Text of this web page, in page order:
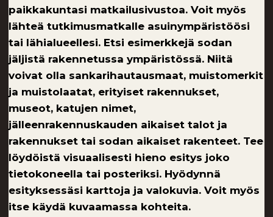
paikkakuntasi matkailusivustoa. Voit myös
lähteä tutkimusmatkalle asuinympäristöösi
tai lähialueellesi. Etsi esimerkkejä sodan
jäljistä rakennetussa ympäristössä. Niitä
voivat olla sankarihautausmaat, muistomerkit
ja muistolaatat, erityiset rakennukset,
museot, katujen nimet,
jälleenrakennuskauden aikaiset talot ja
rakennukset tai sodan aikaiset rakenteet. Tee
löydöistä visuaalisesti hieno esitys joko
tietokoneella tai posteriksi. Hyödynnä
esityksessäsi karttoja ja valokuvia. Voit myös
itse käydä kuvaamassa kohteita.